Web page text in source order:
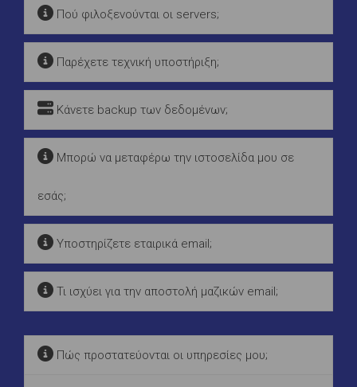
Πού φιλοξενούνται οι servers;
Παρέχετε τεχνική υποστήριξη;
Κάνετε backup των δεδομένων;
Μπορώ να μεταφέρω την ιστοσελίδα μου σε
εσάς;
Υποστηρίζετε εταιρικά email;
Τι ισχύει για την αποστολή μαζικών email;
Πώς προστατεύονται οι υπηρεσίες μου;